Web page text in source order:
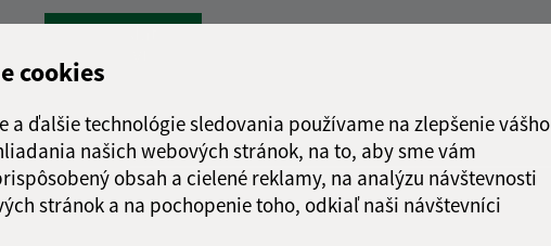
cookies
a ďalšie technológie sledovania používame na zlepšenie vášho
našich webových stránok, na to, aby sme vám
obsah a cielené reklamy, na analýzu návštevnosti
stránok a na pochopenie toho, odkiaľ naši návštevníci
Google reCaptcha Response